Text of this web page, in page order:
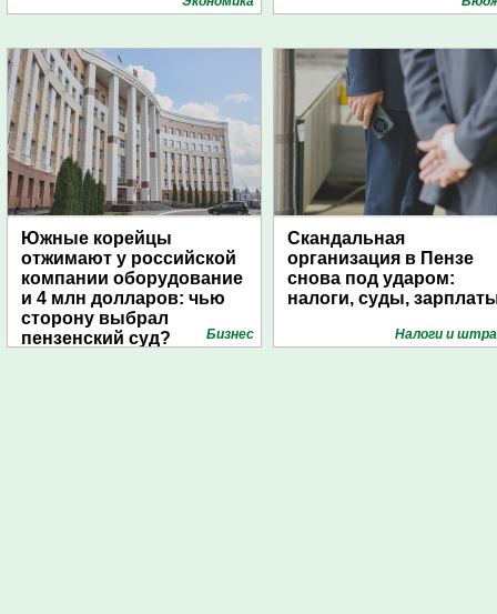
Южные корейцы
отжимают у российской
компании оборудование
и 4 млн долларов: чью
сторону выбрал
пензенский суд?
Бизнес
Скандальная
организация в Пензе
снова под ударом:
налоги, суды,
Налоги и